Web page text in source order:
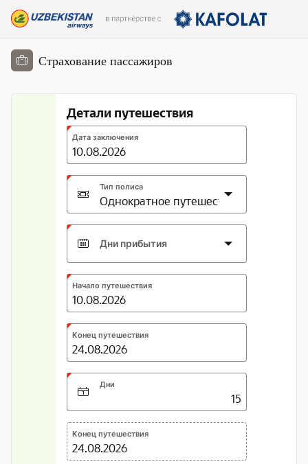
Skip to Main Content
Страхование пассажиров
Детали путешествия
Дата заключения
Expected
format:
DD.MM.YYYY
Тип полиса
Дни прибытия
Начало путешествия
Expected
format:
DD.MM.YYYY
Конец путешествия
Expected
format:
DD.MM.YYYY
Дни
Конец путешествия
24.08.2026